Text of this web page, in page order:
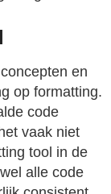
en
op formatting.
code
vaak niet
tool in de
alle code